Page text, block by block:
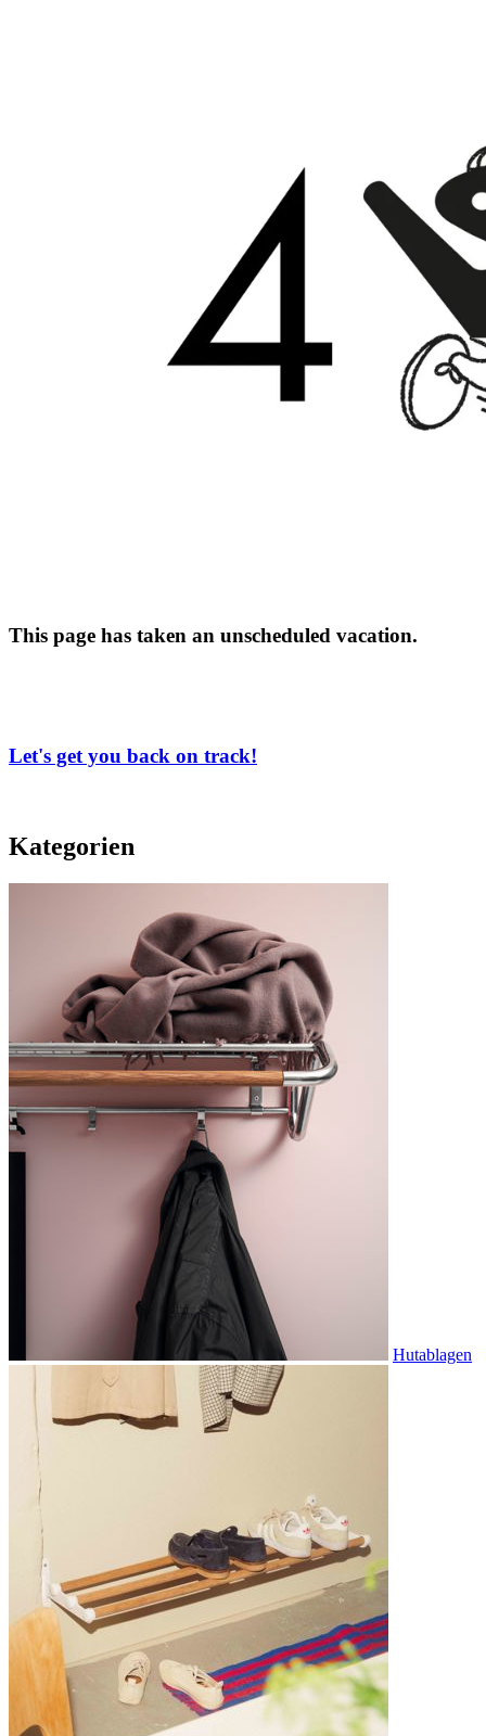
This page has taken an unscheduled vacation.
Let's get you back on track!
Kategorien
Hutablagen